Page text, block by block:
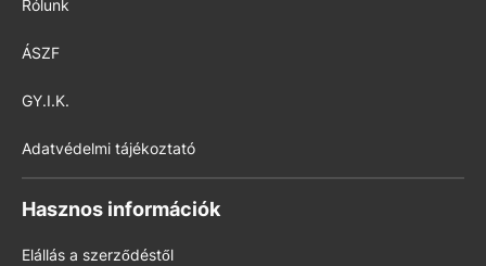
Rólunk
ÁSZF
GY.I.K.
Adatvédelmi tájékoztató
Hasznos információk
Elállás a szerződéstől